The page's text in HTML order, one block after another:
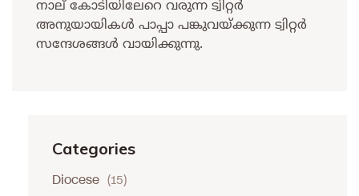
നാല് കോടിയിലേറെ വരുന്ന ട്വിറ്റര്‍
അനുയായികൾ പാപ്പാ പങ്കുവയ്ക്കുന്ന ട്വിറ്റര്‍
സന്ദേശങ്ങള്‍ വായിക്കുന്നു.
Categories
Diocese (15)